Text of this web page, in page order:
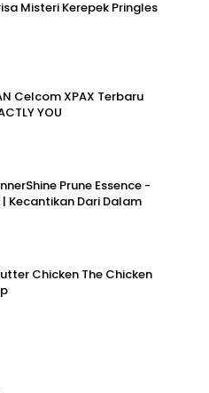
Misteri Kerepek Pringles
Celcom XPAX Terbaru
YOU
Prune Essence -
| Kecantikan Dari Dalam
Chicken The Chicken